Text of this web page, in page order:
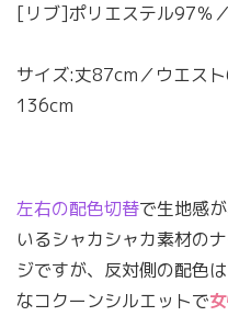
[リブ]ポリエステル97％
サイズ:丈87cm／ウエス
136cm
左右の配色切替で生地感
いるシャカシャカ素材の
ジですが、反対側の配色
なコクーンシルエットで